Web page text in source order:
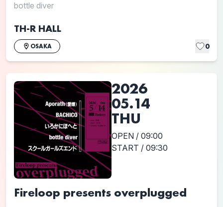
bottle diver
TH-R HALL
OSAKA 0
2026
05.14
THU
OPEN / 09:00
START / 09:30
Fireloop presents overplugged